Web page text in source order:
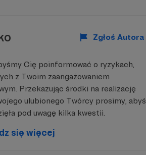
Zgłoś Autora
Cię poinformować o ryzykach,
z Twoim zaangażowaniem
Przekazując środki na realizację
ulubionego Twórcy prosimy, abyś
pod uwagę kilka kwestii.
się więcej